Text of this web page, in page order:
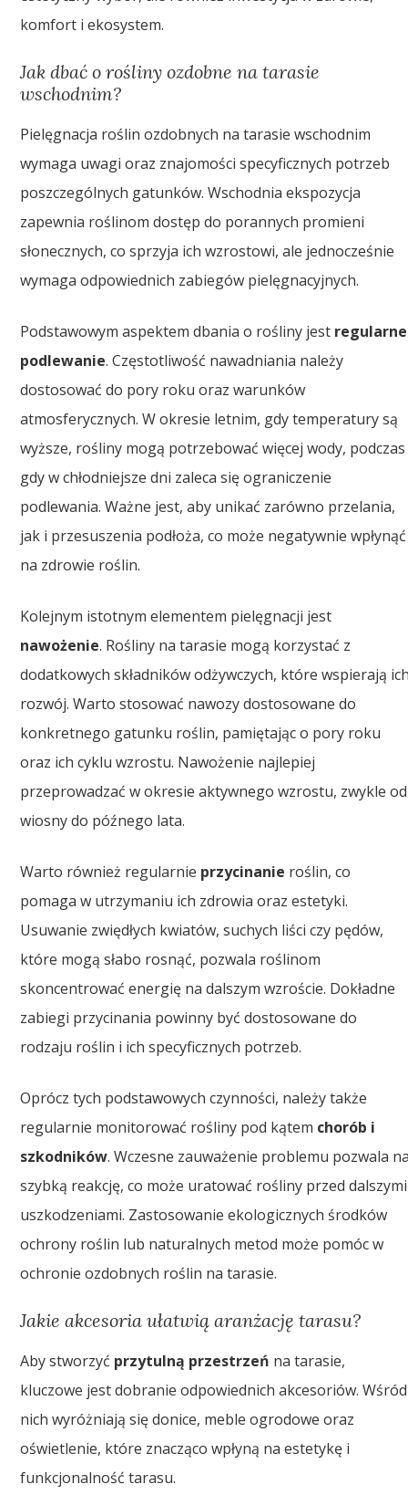
komfort i ekosystem.
Jak dbać o rośliny ozdobne na tarasie
wschodnim?
Pielęgnacja roślin ozdobnych na tarasie wschodnim
wymaga uwagi oraz znajomości specyficznych potrzeb
poszczególnych gatunków. Wschodnia ekspozycja
zapewnia roślinom dostęp do porannych promieni
słonecznych, co sprzyja ich wzrostowi, ale jednocześnie
wymaga odpowiednich zabiegów pielęgnacyjnych.
Podstawowym aspektem dbania o rośliny jest regularne
podlewanie. Częstotliwość nawadniania należy
dostosować do pory roku oraz warunków
atmosferycznych. W okresie letnim, gdy temperatury są
wyższe, rośliny mogą potrzebować więcej wody, podczas
gdy w chłodniejsze dni zaleca się ograniczenie
podlewania. Ważne jest, aby unikać zarówno przelania,
jak i przesuszenia podłoża, co może negatywnie wpłynąć
na zdrowie roślin.
Kolejnym istotnym elementem pielęgnacji jest
nawożenie. Rośliny na tarasie mogą korzystać z
dodatkowych składników odżywczych, które wspierają
rozwój. Warto stosować nawozy dostosowane do
konkretnego gatunku roślin, pamiętając o pory roku
oraz ich cyklu wzrostu. Nawożenie najlepiej
przeprowadzać w okresie aktywnego wzrostu, zwykle od
wiosny do późnego lata.
Warto również regularnie przycinanie roślin, co
pomaga w utrzymaniu ich zdrowia oraz estetyki.
Usuwanie zwiędłych kwiatów, suchych liści czy pędów,
które mogą słabo rosnąć, pozwala roślinom
skoncentrować energię na dalszym wzroście. Dokładne
zabiegi przycinania powinny być dostosowane do
rodzaju roślin i ich specyficznych potrzeb.
Oprócz tych podstawowych czynności, należy także
regularnie monitorować rośliny pod kątem chorób i
szkodników. Wczesne zauważenie problemu pozwala
szybką reakcję, co może uratować rośliny przed dalszymi
uszkodzeniami. Zastosowanie ekologicznych środków
ochrony roślin lub naturalnych metod może pomóc w
ochronie ozdobnych roślin na tarasie.
Jakie akcesoria ułatwią aranżację tarasu?
Aby stworzyć przytulną przestrzeń na tarasie,
kluczowe jest dobranie odpowiednich akcesoriów. Wśród
nich wyróżniają się donice, meble ogrodowe oraz
oświetlenie, które znacząco wpłyną na estetykę i
funkcjonalność tarasu.